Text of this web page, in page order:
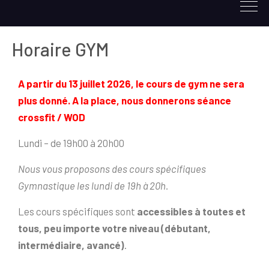
Horaire GYM
A partir du 13 juillet 2026, le cours de gym ne sera
plus donné. A la place, nous donnerons séance
crossfit / WOD
Lundi – de 19h00 à 20h00
Nous vous proposons des cours spécifiques
Gymnastique les lundi de 19h à 20h.
Les cours spécifiques sont accessibles à toutes et
tous, peu importe votre niveau (débutant,
intermédiaire, avancé).